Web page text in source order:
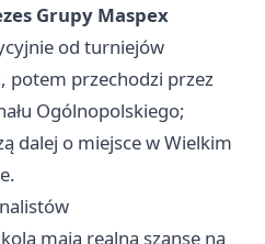
Grupy Maspex
od turniejów
potem przechodzi przez
Ogólnopolskiego;
dalej o miejsce w Wielkim
mają realną szansę na